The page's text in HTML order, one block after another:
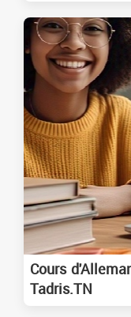
Cours
Tadris.TN